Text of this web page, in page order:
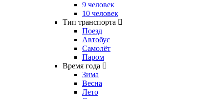
9 человек
10 человек
Тип транспорта
Поезд
Автобус
Самолёт
Паром
Время года
Зима
Весна
Лето